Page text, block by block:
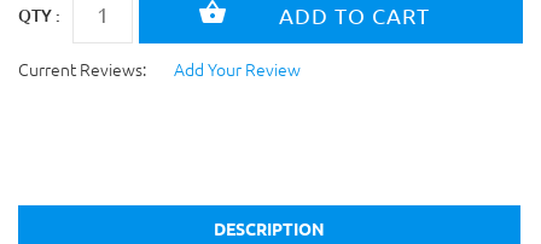
QTY :
Current Reviews: Add Your Review
DESCRIPTION